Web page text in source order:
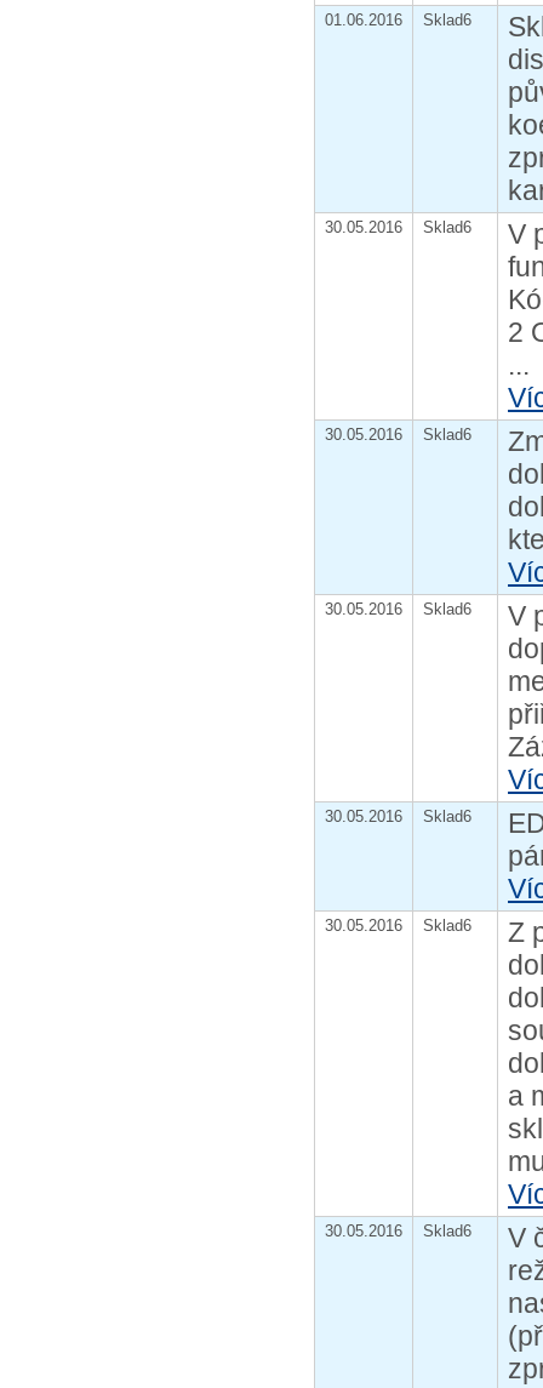
01.06.2016 Sklad6
30.05.2016 Sklad6
V
2
...
30.05.2016 Sklad6
30.05.2016 Sklad6
V
30.05.2016 Sklad6
30.05.2016 Sklad6
Z
a
30.05.2016 Sklad6
V